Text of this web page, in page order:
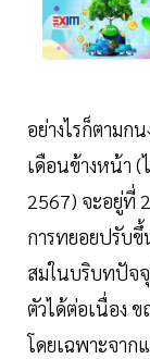
อย่างไรก็ตามก
เดือนข้างหน้า (
2567) จะอยู่ที่
การทยอยปรับขึ้
สมในบริบทปัจ
ตัวได้ต่อเนื่อง
โดยเฉพาะจาก